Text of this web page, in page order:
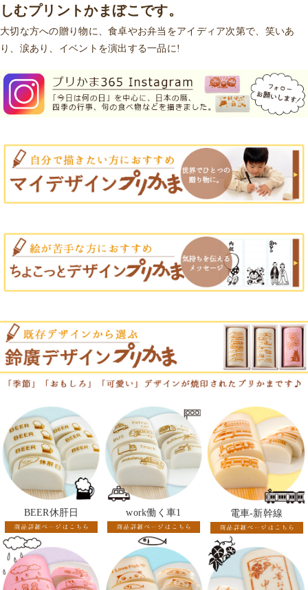
しむプリントかまぼこです。
大切な方への贈り物に、食卓やお弁当をアイディア次第で、笑いあ
り、涙あり、イベントを演出する一品に!
BEER休肝日 work働く車1 電車-新幹線